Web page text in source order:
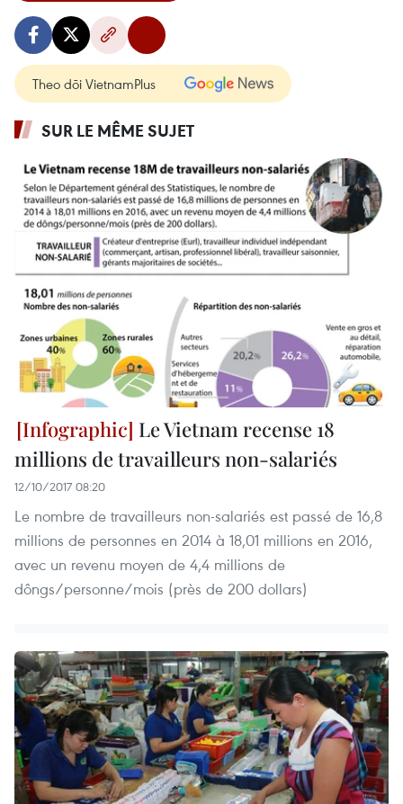
Theo dõi VietnamPlus
SUR LE MÊME SUJET
Le Vietnam recense 18
millions de travailleurs non-salariés
12/10/2017 08:20
​Le nombre de travailleurs non-salariés est passé de 16,8
millions de personnes en 2014 à 18,01 millions en 2016,
avec un revenu moyen de 4,4 millions de
dôngs/personne/mois (près de 200 dollars)